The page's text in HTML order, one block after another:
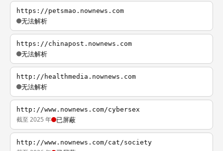
https://petsmao.nownews.com
无法解析
https://chinapost.nownews.com
无法解析
http://healthmedia.nownews.com
无法解析
http://www.nownews.com/cybersex
截至 2025 年 已屏蔽
http://www.nownews.com/cat/society